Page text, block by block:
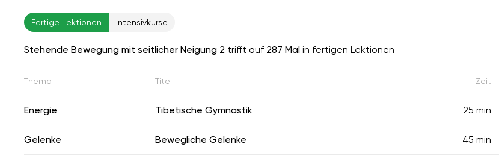
Fertige Lektionen Intensivkurse
Stehende Bewegung mit seitlicher Neigung 2 trifft auf 287 Mal in fertigen Lektionen
Thema Titel Zeit
Energie Tibetische Gymnastik 25 min
Gelenke Bewegliche Gelenke 45 min